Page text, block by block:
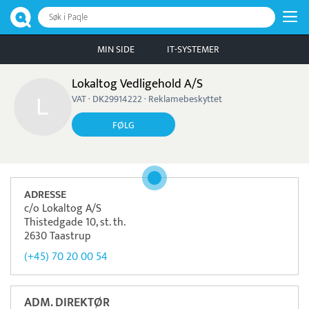
Søk i Paqle
MIN SIDE IT-SYSTEMER
Lokaltog Vedligehold A/S
VAT · DK29914222 · Reklamebeskyttet
FØLG
ADRESSE
c/o Lokaltog A/S
Thistedgade 10, st. th.
2630 Taastrup
(+45) 70 20 00 54
ADM. DIREKTØR